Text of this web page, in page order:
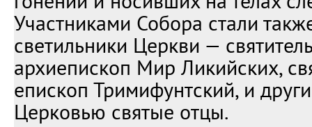
Участниками Собора стали
светильники Церкви —
архиепископ Мир Ликийских,
епископ Тримифунтский, и
Церковью святые отцы.